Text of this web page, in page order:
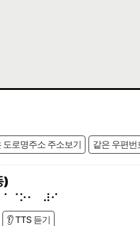
도로명주소 주소보기 같은 우편번
)
👂 TTS 듣기